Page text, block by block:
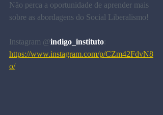
Não perca a oportunidade de aprender mais
sobre as abordagens do Social Liberalismo!
Instagram @indigo_instituto:
https://www.instagram.com/p/CZm42FdvN8
o/